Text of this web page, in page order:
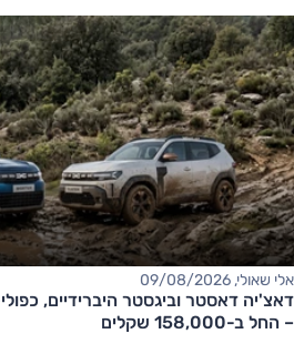
אלי שאולי, 09/08/2026
דאצ'יה דאסטר וביגסטר היברידיים,
– החל ב-158,000 שקלים